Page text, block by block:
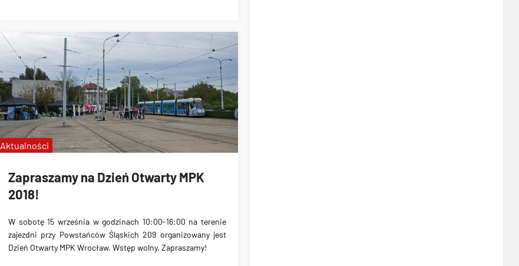
Zapraszamy na Dzień Otwarty MPK
2018!
W sobotę15 września w godzinach 10:00-16:00 na terenie
zajezdni przy Powstańców Śląskich 209 organizowany jest
Dzień Otwarty MPK Wrocław. Wstęp wolny. Zapraszamy!
Aktualności